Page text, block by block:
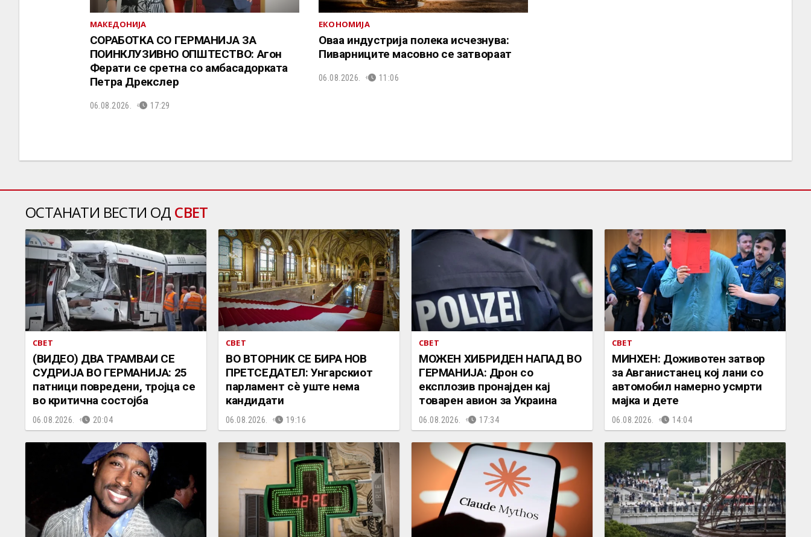
МАКЕДОНИЈА
СОРАБОТКА СО ГЕРМАНИЈА ЗА
ПОИНКЛУЗИВНО ОПШТЕСТВО: Агон
Ферати се сретна со амбасадорката
Петра Дрекслер
06.08.2026. 17:29
ЕКОНОМИЈА
Оваа индустрија полека исчезнува:
Пиварниците масовно се затвораат
06.08.2026. 11:06
ОСТАНАТИ ВЕСТИ ОД СВЕТ
СВЕТ
(ВИДЕО) ДВА ТРАМВАИ СЕ
СУДРИЈА ВО ГЕРМАНИЈА: 25
патници повредени, тројца се
во критична состојба
06.08.2026. 20:04
СВЕТ
ВО ВТОРНИК СЕ БИРА НОВ
ПРЕТСЕДАТЕЛ: Унгарскиот
парламент сè уште нема
кандидати
06.08.2026. 19:16
СВЕТ
МОЖЕН ХИБРИДЕН НАПАД ВО
ГЕРМАНИЈА: Дрон со
експлозив пронајден кај
товарен авион за Украина
06.08.2026. 17:34
СВЕТ
МИНХЕН: Доживотен затвор
за Авганистанец кој лани со
автомобил намерно усмрти
мајка и дете
06.08.2026. 14:04